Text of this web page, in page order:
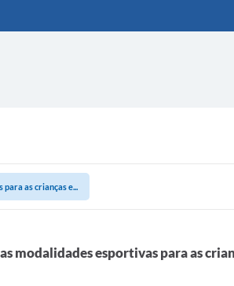
as crianças e...
modalidades esportivas para as